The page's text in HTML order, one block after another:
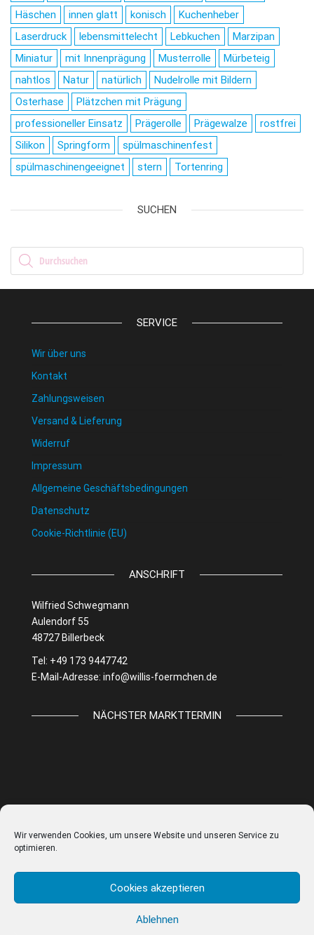
Wir verwenden Cookies, um unsere Website und unseren Service zu
optimieren.
Cookies akzeptieren
Ablehnen
Häschen
innen glatt konisch
Kuchenheber
Laserdruck
lebensmittelecht Lebkuchen
Marzipan
Miniatur
mit Innenprägung Musterrolle
Mürbeteig
nahtlos
Natur natürlich
Nudelrolle mit Bildern
Osterhase
Plätzchen mit Prägung
professioneller Einsatz
Prägerolle Prägewalze
rostfrei
Silikon
Springform
spülmaschinenfest
spülmaschinengeeignet
stern Tortenring
SUCHEN
Products search
SERVICE
Wir über uns
Kontakt
Zahlungsweisen
Versand & Lieferung
Widerruf
Impressum
Allgemeine Geschäftsbedingungen
Datenschutz
Cookie-Richtlinie (EU)
ANSCHRIFT
Wilfried Schwegmann
Aulendorf 55
48727 Billerbeck
Tel: +49 173 9447742
E-Mail-Adresse: info@willis-foermchen.de
NÄCHSTER MARKTTERMIN
IMPRESSUM